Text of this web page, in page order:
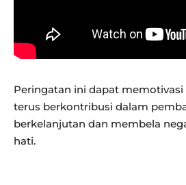
Peringatan ini dapat
terus berkontribusi dalam
berkelanjutan dan membela
hati.